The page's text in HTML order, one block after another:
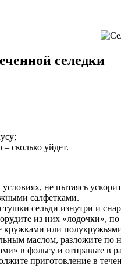
селедки
сколько уйдет.
условиях, не пытаясь
салфетками.
сельди изнутри и
из них «лодочки», по
кружками или
маслом, разложите
в фольгу и отправьте в
приготовление в